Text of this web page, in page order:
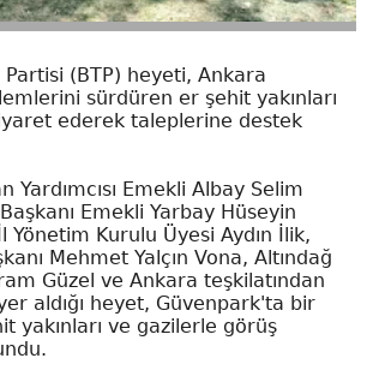
Partisi (BTP) heyeti, Ankara
sürdüren er şehit yakınları
ederek taleplerine destek
Yardımcısı Emekli Albay Selim
Emekli Yarbay Hüseyin
Yönetim Kurulu Üyesi Aydın İlik,
Mehmet Yalçın Vona, Altındağ
Güzel ve Ankara teşkilatından
aldığı heyet, Güvenpark'ta bir
yakınları ve gazilerle görüş